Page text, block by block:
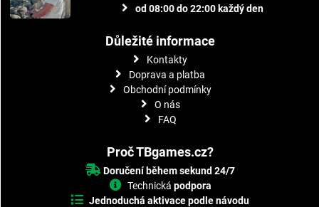
od 08:00 do 22:00 každý den
Důležité informace
Kontakty
Doprava a platba
Obchodní podmínky
O nás
FAQ
Proč TBgames.cz?
Doručení během sekund 24/7
Technická podpora
Jednoduchá aktivace podle návodu